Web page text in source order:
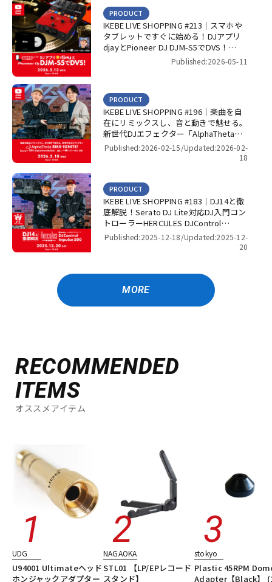
IKEBE LIVE SHOPPING #213｜スマホや
タブレットですぐに始める！DJアプリ
djayとPioneer DJ DJM-S5でDVS！
【presented by パワーDJ’s 渋谷】
PRODUCT
Published:2026-05-11
IKEBE LIVE SHOPPING #196｜楽曲を自
在にリミックスし、音と動きで魅せる。
新世代DJエフェクター「AlphaTheta
RMX-IGNITE」！【presented by パワー
PRODUCT
Published:2026-02-15/Updated:2026-02-
18
IKEBE LIVE SHOPPING #183｜DJ14と徹
底解説！Serato DJ Lite対応DJ入門コン
トローラーHERCULES DJControl
Inpulse 500！【presented by パワー
PRODUCT
Published:2025-12-18/Updated:2025-12-
20
MORE
RECOMMENDED
ITEMS
オススメアイテム
UDG
U94001 Ultimateヘッド
ホンジャックアダプター
NAGAOKA
STL01 【LP/EPレコード
スタンド】
stokyo
Plastic 45RPM
Adapter【Black】